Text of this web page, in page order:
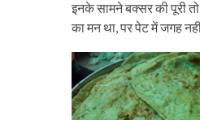
इनके सामने बक्सर की पूरी
का मन था, पर पेट में जगह